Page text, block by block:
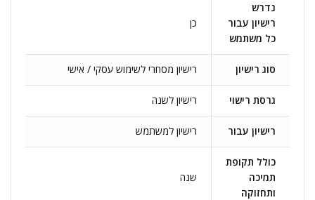
נדרש
רישיון עבור
כל משתמש
כן
סוג רישיון רישיון מסחרי לשימוש עסקי / אישי
גרסת רישוי רישיון לשנה
רישיון עבור רישיון למשתמש
כולל תקופת
תמיכה
ותחזוקה
שנה